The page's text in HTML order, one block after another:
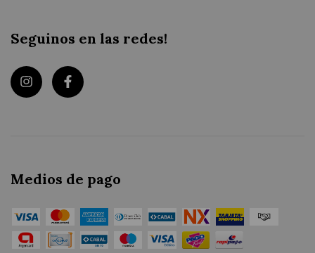
Seguinos en las redes!
Medios de pago